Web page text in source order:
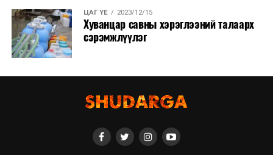
ЦАГ ҮЕ 2023/12/15
Хуванцар савны хэрэглээний талаарх
сэрэмжлүүлэг